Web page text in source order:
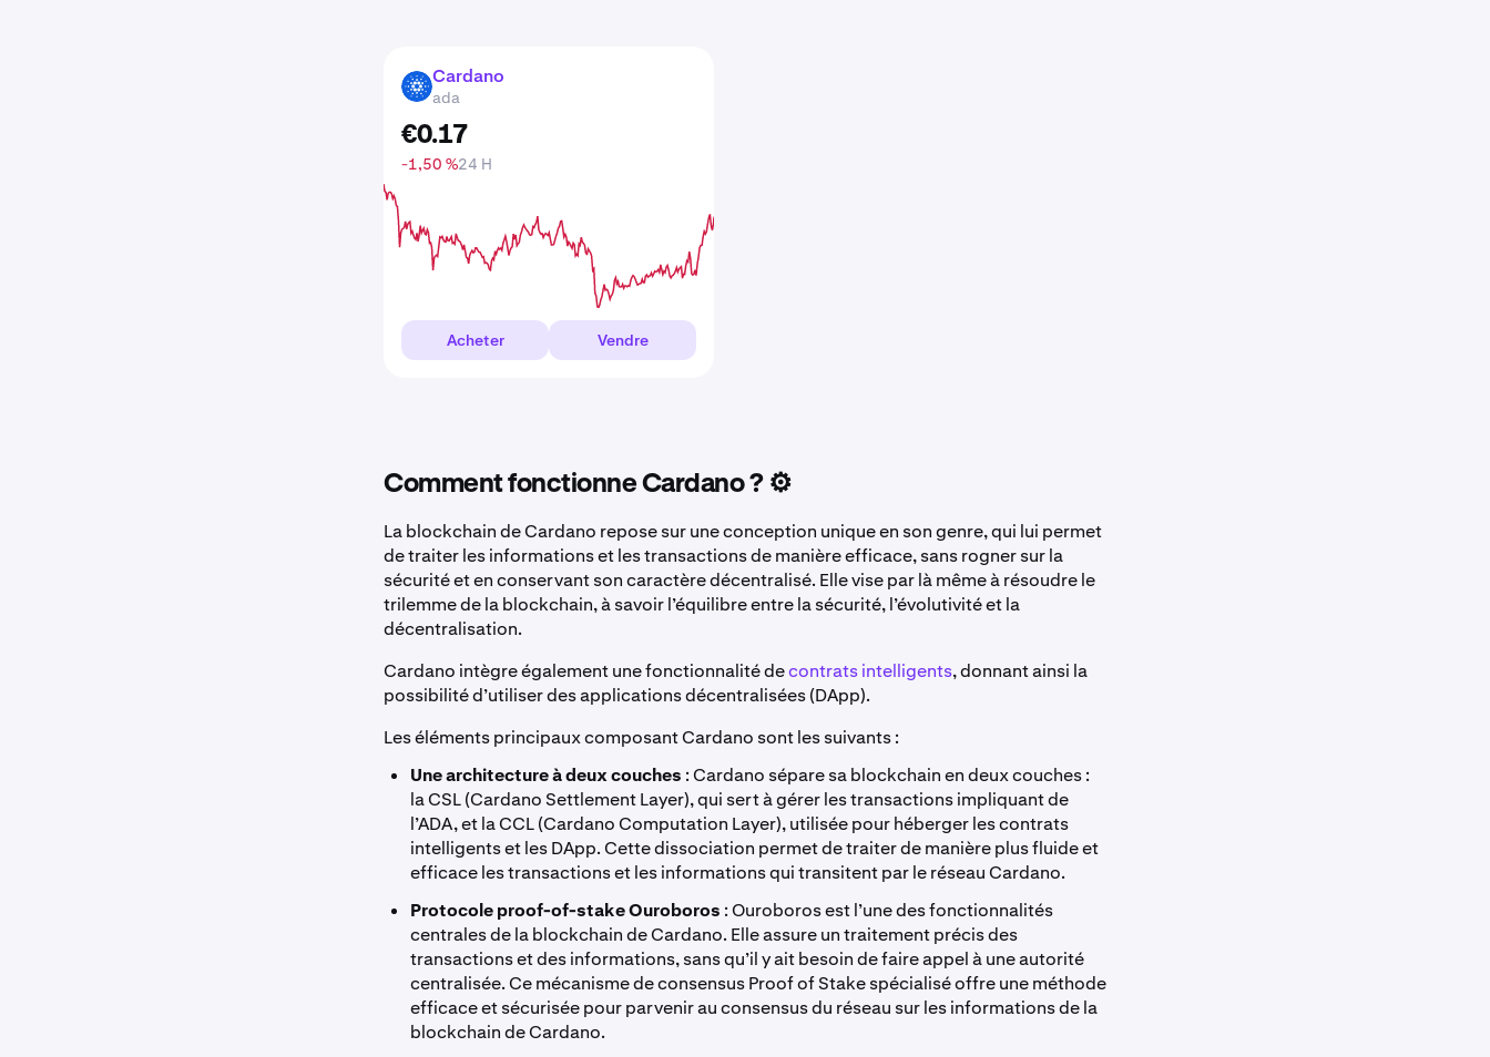
ADA Cardano
ada
€0.17
-1,50 %24 H
Acheter Vendre
Comment fonctionne Cardano ? ⚙️
La blockchain de Cardano repose sur une conception unique en son genre, qui lui permet
de traiter les informations et les transactions de manière efficace, sans rogner sur la
sécurité et en conservant son caractère décentralisé. Elle vise par là même à résoudre le
trilemme de la blockchain, à savoir l’équilibre entre la sécurité, l’évolutivité et la
décentralisation.
Cardano intègre également une fonctionnalité decontrats intelligents, donnant ainsi la
possibilité d’utiliser des applications décentralisées (DApp).
Les éléments principaux composant Cardano sont les suivants :
Une architecture à deux couches : Cardano sépare sa blockchain en deux couches :
la CSL (Cardano Settlement Layer), qui sert à gérer les transactions impliquant de
l’ADA, et la CCL (Cardano Computation Layer), utilisée pour héberger les contrats
intelligents et les DApp. Cette dissociation permet de traiter de manière plus fluide et
efficace les transactions et les informations qui transitent par le réseau Cardano.
Protocole proof-of-stake Ouroboros : Ouroboros est l’une des fonctionnalités
centrales de la blockchain de Cardano. Elle assure un traitement précis des
transactions et des informations, sans qu’il y ait besoin de faire appel à une autorité
centralisée. Ce mécanisme de consensus Proof of Stake spécialisé offre une méthode
efficace et sécurisée pour parvenir au consensus du réseau sur les informations de la
blockchain de Cardano.